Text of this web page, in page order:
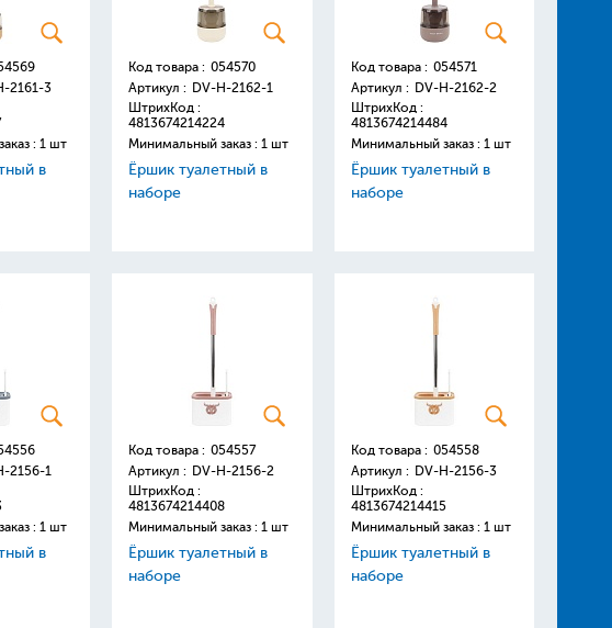
2161-3
: 1 шт
в
Код товара : 054570
Артикул : DV-H-2162-1
ШтрихКод :
4813674214224
Минимальный заказ : 1 шт
Ёршик туалетный в
наборе
Код товара : 054571
Артикул : DV-H-2162-2
ШтрихКод :
4813674214484
Минимальный заказ : 1 шт
Ёршик туалетный в
наборе
2156-1
: 1 шт
в
Код товара : 054557
Артикул : DV-H-2156-2
ШтрихКод :
4813674214408
Минимальный заказ : 1 шт
Ёршик туалетный в
наборе
Код товара : 054558
Артикул : DV-H-2156-3
ШтрихКод :
4813674214415
Минимальный заказ : 1 шт
Ёршик туалетный в
наборе